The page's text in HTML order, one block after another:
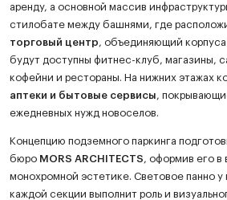
аренду, а основной массив
стилобате между башнями, где
торговый центр , объединяющий
будут доступны фитнес-клуб, магазины,
кофейни и рестораны. На нижних этажах
аптеки и бытовые сервисы ,
ежедневных нужд новоселов.
Концепцию подземного паркинга
бюро MORS ARCHITECTS , оформив его
монохромной эстетике. Световое панно у
каждой секции выполнит роль и